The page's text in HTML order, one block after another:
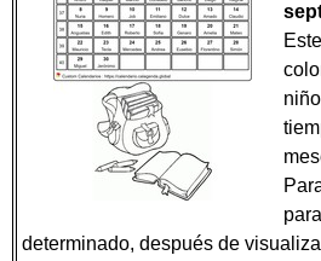
determinado, después de